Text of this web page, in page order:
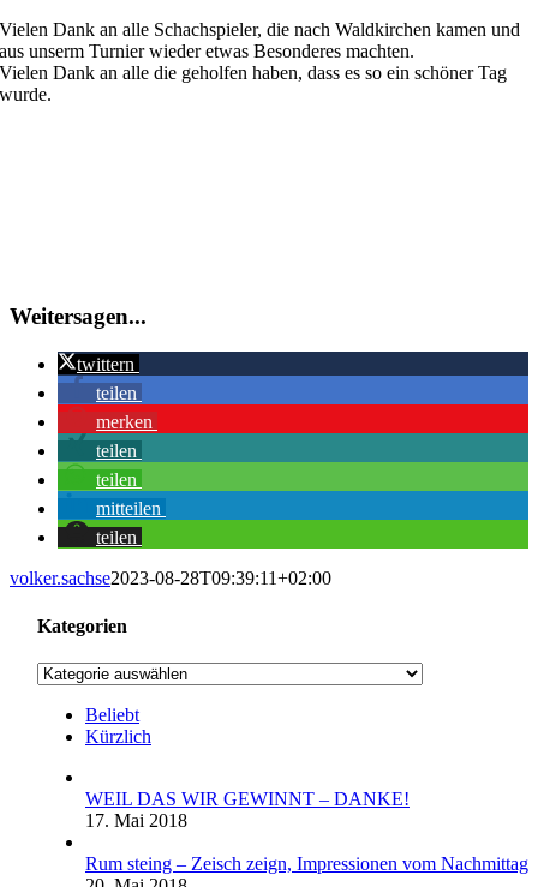
Vielen Dank an alle Schachspieler, die nach Waldkirchen kamen und
aus unserm Turnier wieder etwas Besonderes machten.
Vielen Dank an alle die geholfen haben, dass es so ein schöner Tag
wurde.
Weitersagen...
twittern
teilen
merken
teilen
teilen
mitteilen
teilen
volker.sachse2023-08-28T09:39:11+02:00
Kategorien
Kategorien
Beliebt
Kürzlich
WEIL DAS WIR GEWINNT – DANKE!
17. Mai 2018
Rum steing – Zeisch zeign, Impressionen vom Nachmittag